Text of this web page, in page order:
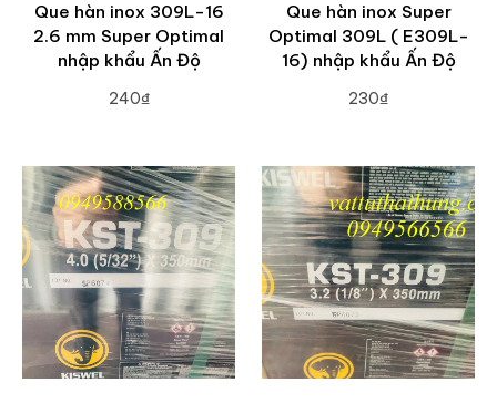
Que hàn inox 309L-16
2.6 mm Super Optimal
nhập khẩu Ấn Độ
240₫
Que hàn inox Super
Optimal 309L ( E309L-
16) nhập khẩu Ấn Độ
230₫